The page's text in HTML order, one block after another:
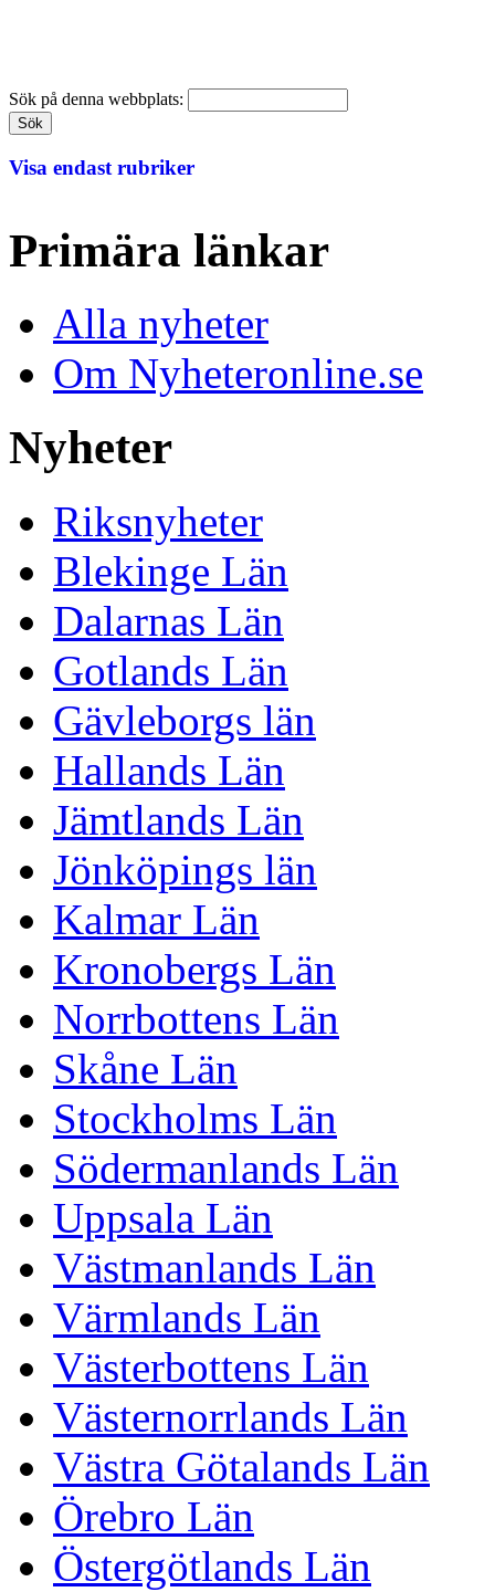
Sök på denna webbplats:
Visa endast rubriker
Primära länkar
Alla nyheter
Om Nyheteronline.se
Nyheter
Riksnyheter
Blekinge Län
Dalarnas Län
Gotlands Län
Gävleborgs län
Hallands Län
Jämtlands Län
Jönköpings län
Kalmar Län
Kronobergs Län
Norrbottens Län
Skåne Län
Stockholms Län
Södermanlands Län
Uppsala Län
Västmanlands Län
Värmlands Län
Västerbottens Län
Västernorrlands Län
Västra Götalands Län
Örebro Län
Östergötlands Län